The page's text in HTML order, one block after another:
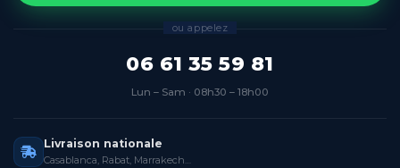
ou appelez
06 61 35 59 81
Lun – Sam · 08h30 – 18h00
Livraison nationale
Casablanca, Rabat, Marrakech…